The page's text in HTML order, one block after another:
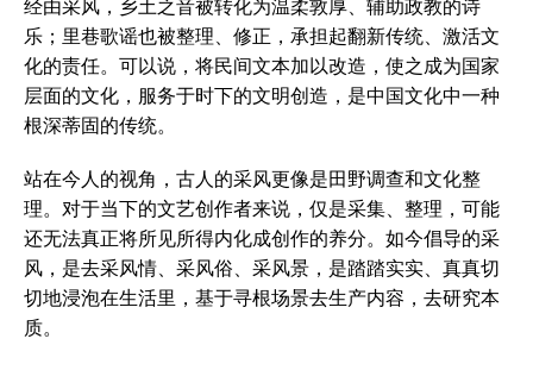
经由采风，乡土之音被转化为温柔敦厚、辅助政教的诗
乐；里巷歌谣也被整理、修正，承担起翻新传统、激活文
化的责任。可以说，将民间文本加以改造，使之成为国家
层面的文化，服务于时下的文明创造，是中国文化中一种
根深蒂固的传统。
站在今人的视角，古人的采风更像是田野调查和文化整
理。对于当下的文艺创作者来说，仅是采集、整理，可能
还无法真正将所见所得内化成创作的养分。如今倡导的采
风，是去采风情、采风俗、采风景，是踏踏实实、真真切
切地浸泡在生活里，基于寻根场景去生产内容，去研究本
质。